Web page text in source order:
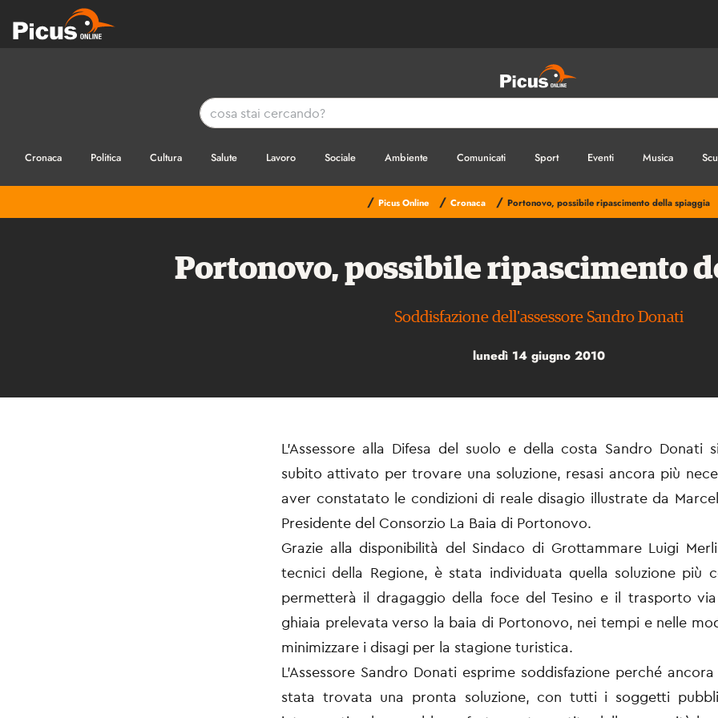
Cronaca Politica Cultura Salute Lavoro Sociale Ambiente Comunicati Sport Eventi Musica
/ Picus Online / Cronaca / Portonovo, possibile ripascimento della spiaggia
Portonovo, possibile ripascimento
Soddisfazione dell'assessore Sandro Donati
lunedì 14 giugno 2010
L’Assessore alla Difesa del suolo e della costa Sandro Donati
subito attivato per trovare una soluzione, resasi ancora più
aver constatato le condizioni di reale disagio illustrate da
Presidente del Consorzio La Baia di Portonovo.
Grazie alla disponibilità del Sindaco di Grottammare Luigi
tecnici della Regione, è stata individuata quella soluzione più
permetterà il dragaggio della foce del Tesino e il trasporto
ghiaia prelevata verso la baia di Portonovo, nei tempi e nelle
minimizzare i disagi per la stagione turistica.
L’Assessore Sandro Donati esprime soddisfazione perché
stata trovata una pronta soluzione, con tutti i soggetti